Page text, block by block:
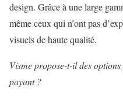
design. Grâce à une large
même ceux qui n’ont pas
visuels de haute qualité.
Visme propose-t-il des
payant ?